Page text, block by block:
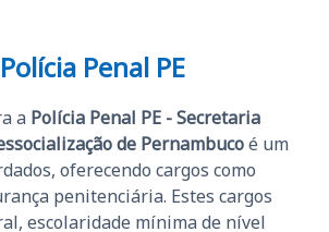
Penal PE
a Polícia Penal PE - Secretaria
de Pernambucoé um
oferecendo cargos como
penitenciária. Estes cargos
escolaridade mínima de nível